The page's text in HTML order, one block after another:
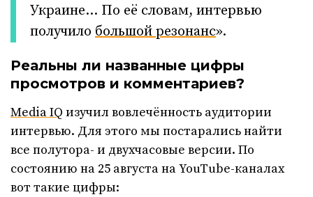
Украине… По её словам, интервью
получило большой резонанс».
Реальны ли названные цифры
просмотров и комментариев?
Media IQ изучил вовлечённость аудитории
интервью. Для этого мы постарались найти
все полутора- и двухчасовые версии. По
состоянию на 25 августа на YouTube-каналах
вот такие цифры: